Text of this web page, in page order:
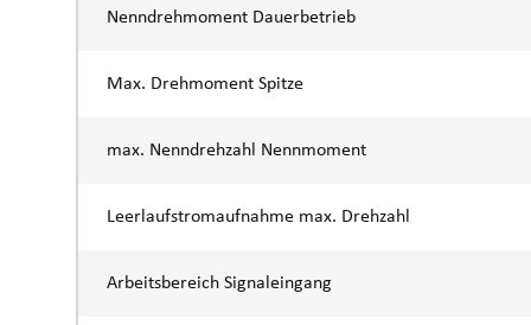
Nenndrehmoment Dauerbetrieb
Max. Drehmoment Spitze
max. Nenndrehzahl Nennmoment
Leerlaufstromaufnahme max. Drehzahl
Arbeitsbereich Signaleingang